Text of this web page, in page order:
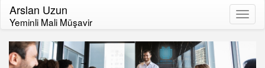
Arslan Uzun
Yeminli Mali Müşavir